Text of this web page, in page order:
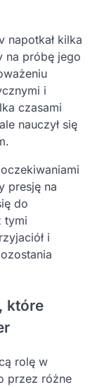
napotkał kilka
na próbę jego
i
czasami
nauczył się
presję na
do
tymi
i
które
rolę w
przez różne